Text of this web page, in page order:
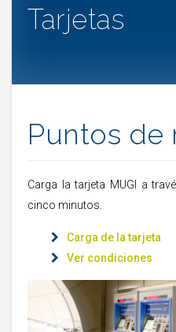
Tarjetas
Puntos de
Carga la tarjeta MUGI a
cinco minutos.
Carga de la tarjeta
Ver condiciones